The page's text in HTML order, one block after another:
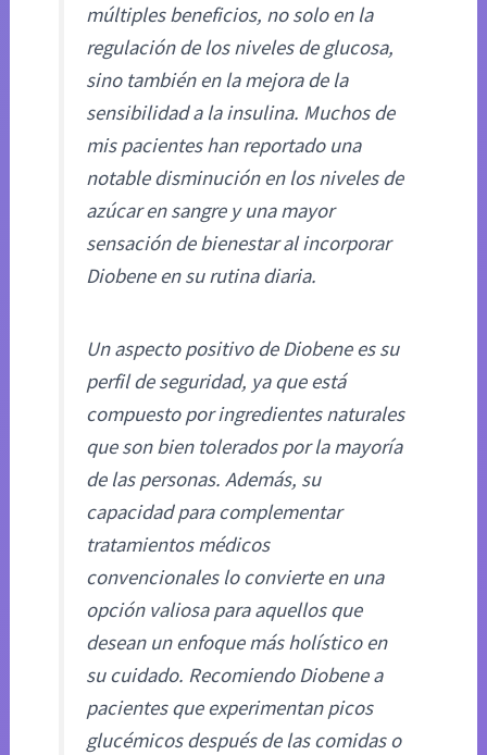
múltiples beneficios, no solo en la
regulación de los niveles de glucosa,
sino también en la mejora de la
sensibilidad a la insulina. Muchos de
mis pacientes han reportado una
notable disminución en los niveles de
azúcar en sangre y una mayor
sensación de bienestar al incorporar
Diobene en su rutina diaria.
Un aspecto positivo de Diobene es su
perfil de seguridad, ya que está
compuesto por ingredientes naturales
que son bien tolerados por la mayoría
de las personas. Además, su
capacidad para complementar
tratamientos médicos
convencionales lo convierte en una
opción valiosa para aquellos que
desean un enfoque más holístico en
su cuidado. Recomiendo Diobene a
pacientes que experimentan picos
glucémicos después de las comidas o